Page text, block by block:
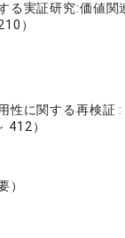
る実証研究:価値関
）
性に関する再検証
412）
）